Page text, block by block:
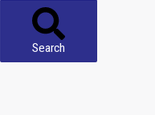
Search